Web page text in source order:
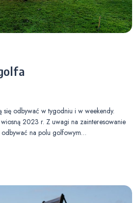
odbywać w tygodniu i w weekendy.
2023 r. Z uwagi na zainteresowanie
na polu golfowym…